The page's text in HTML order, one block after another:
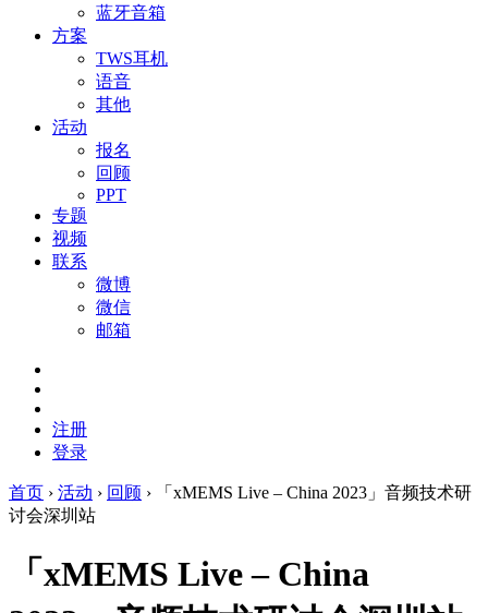
蓝牙音箱
方案
TWS耳机
语音
其他
活动
报名
回顾
PPT
专题
视频
联系
微博
微信
邮箱
注册
登录
首页 › 活动 › 回顾 ›
「xMEMS Live – China 2023」音频技术研
讨会深圳站
「xMEMS Live – China